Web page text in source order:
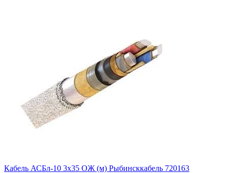
Кабель АСБл-10 3х35 ОЖ (м) Рыбинсккабель 720163